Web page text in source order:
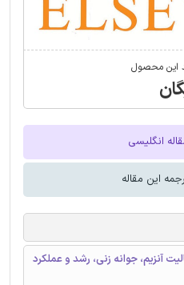
این محصول
انگلیسی
این مقاله
آنزیم، جوانه زنی، رشد و عملکرد